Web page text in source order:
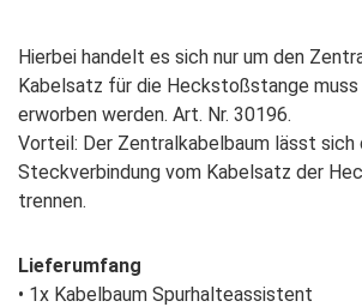
Hierbei handelt es sich nur um den
Kabelsatz für die Heckstoßstange
erworben werden. Art. Nr. 30196.
Vorteil: Der Zentralkabelbaum lässt sich
Steckverbindung vom Kabelsatz der
trennen.
Lieferumfang
• 1x Kabelbaum Spurhalteassistent